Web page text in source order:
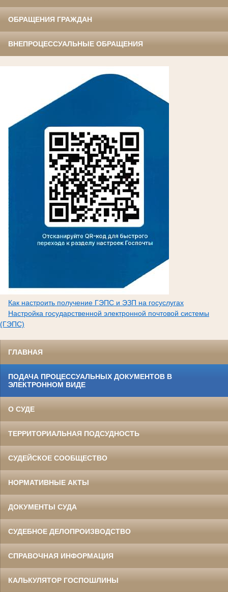
ОБРАЩЕНИЯ ГРАЖДАН
ВНЕПРОЦЕССУАЛЬНЫЕ ОБРАЩЕНИЯ
Как настроить получение ГЭПС и ЭЗП на госуслугах
Настройка государственной электронной почтовой системы
(ГЭПС)
ГЛАВНАЯ
ПОДАЧА ПРОЦЕССУАЛЬНЫХ ДОКУМЕНТОВ В
ЭЛЕКТРОННОМ ВИДЕ
О СУДЕ
ТЕРРИТОРИАЛЬНАЯ ПОДСУДНОСТЬ
СУДЕЙСКОЕ СООБЩЕСТВО
НОРМАТИВНЫЕ АКТЫ
ДОКУМЕНТЫ СУДА
СУДЕБНОЕ ДЕЛОПРОИЗВОДСТВО
СПРАВОЧНАЯ ИНФОРМАЦИЯ
КАЛЬКУЛЯТОР ГОСПОШЛИНЫ